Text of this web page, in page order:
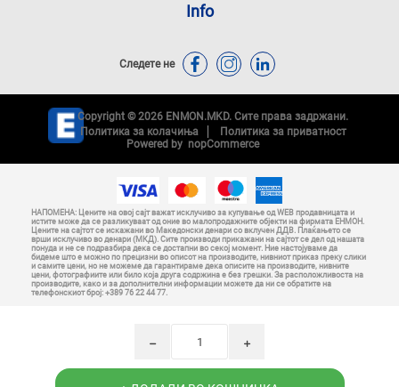
i
h
Info
Следете не
Copyright © 2026 ENMON.MKD. Сите права задржани.
Политика за колачиња
Политика за приватност
Powered by nopCommerce
НАПОМЕНА: Цените на овој сајт важат исклучиво за купување од WEB продавницата и
истите може да се разликуваат од оние во малопродажните објекти на фирмата ЕНМОН.
Цените на сајтот се искажани во Македонски денари со вклучен ДДВ. Плаќањето се
врши исклучиво во денари (МКД). Сите производи прикажани на сајтот се дел од нашата
понуда и не се подразбира дека се достапни во секој момент. Ние настојуваме да
бидеме што е можно по прецизни во описот на производите, нивниот приказ преку слики
и самите цени, но не можеме да гарантираме дека описите на производите, нивните
цени, фотографиите или било која друга содржина е без грешки. За расположливоста на
производите, како и за дополнителни информации можете да ни се обратите на
телефонскиот број: +389 76 22 44 77.